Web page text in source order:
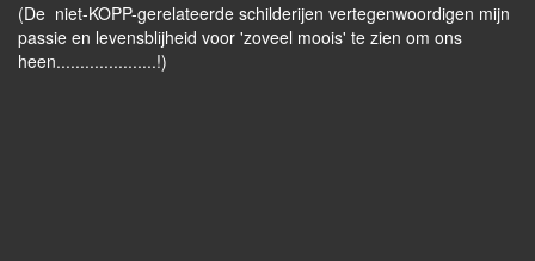
(De niet-KOPP-gerelateerde schilderijen vertegenwoordigen mijn
passie en levensblijheid voor 'zoveel moois' te zien om ons
heen.....................!)